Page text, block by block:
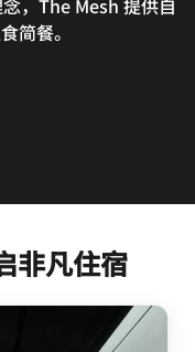
简餐。
非凡住宿